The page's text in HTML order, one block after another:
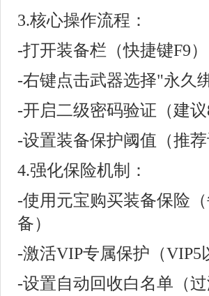
3.核心操作流程：
-打开装备栏（快捷键F9）
-右键点击武器选择"永久
-开启二级密码验证（建
-设置装备保护阈值（推
4.强化保险机制：
-使用元宝购买装备保险
备）
-激活VIP专属保护（
-设置自动回收白名单（